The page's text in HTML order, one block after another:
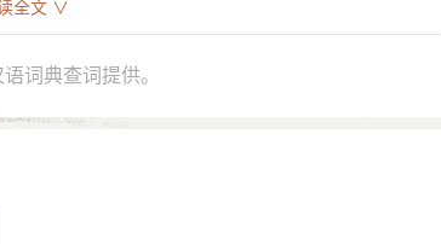
月庚午，羣臣以钱一亿万奉赎皇帝菩萨，僧众默
之地，虽为 英 人所不肯舍，其曾经默许之归 八
不仅是默许，甚至是暗地支持了 乔光朴。”
全文 ∨
词典查词提供。